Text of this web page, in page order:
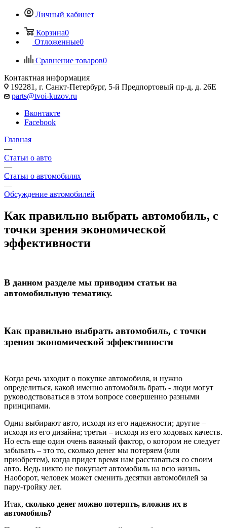
Личный кабинет
Корзина0
Отложенные0
Сравнение товаров0
Контактная информация
192281, г. Санкт-Петербург, 5-й Предпортовый пр-д, д. 26Е
parts@tvoi-kuzov.ru
Вконтакте
Facebook
Главная
—
Статьи о авто
—
Статьи о автомобилях
—
Обсуждение автомобилей
Как правильно выбрать автомобиль, с
точки зрения экономической
эффективности
В данном разделе мы приводим статьи на
автомобильную тематику.
Как правильно выбрать автомобиль, с точки
зрения экономической эффективности
Когда речь заходит о покупке автомобиля, и нужно
определиться, какой именно автомобиль брать - люди могут
руководствоваться в этом вопросе совершенно разными
принципами.
Одни выбирают авто, исходя из его надежности; другие –
исходя из его дизайна; третьи – исходя из его ходовых качеств.
Но есть еще один очень важный фактор, о котором не следует
забывать – это то, сколько денег мы потеряем (или
приобретем), когда придет время нам расставаться со своим
авто. Ведь никто не покупает автомобиль на всю жизнь.
Наоборот, человек может сменить десятки автомобилей за
пару-тройку лет.
Итак, сколько денег можно потерять, вложив их в
автомобиль?